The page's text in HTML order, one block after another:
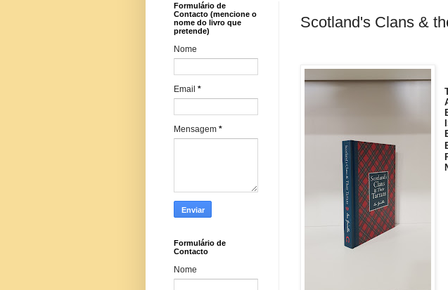
Scotland's Clans &
Formulário de
Contacto (mencione o
nome do livro que
pretende)
Nome
Email *
Mensagem *
Formulário de
Contacto
Nome